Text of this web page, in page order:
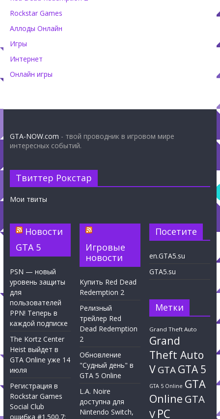
Rockstar Games
Аллоды Онлайн
Игры
Интернет
Онлайн игры
GTA-NOW.com - твой проводник в игровом мире
интересных событий.
Твиттер Рокстар
Мои твиты
Новости
GTA 5
PSN — новый
уровень защиты
для
пользователей
PPN! Теперь в
каждой подписке
The Kortz Center
Heist выйдет в
GTA Online уже 14
июля
Регистрация в
Rockstar Games
Social Club
ошибка #1.500.7:
Игровые
новости
Купить Red Dead
Redemption 2
Релизный
трейлер Red
Dead Redemption
2
Обновление
"Судный день" в
GTA 5 Online
L.A. Noire
доступна для
Nintendo Switch,
Посетите
en.GTA5.su
GTA5.su
Метки
Grand Theft Auto
Grand
Theft Auto
VGTAGTA 5
GTA 5 Online GTA
Online GTA
V PC